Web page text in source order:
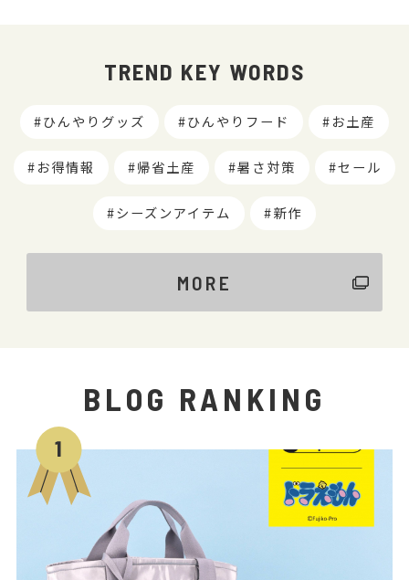
TREND KEY WORDS
ひんやりグッズ ひんやりフード お土産
お得情報 帰省土産 暑さ対策 セール
シーズンアイテム 新作
MORE
BLOG RANKING